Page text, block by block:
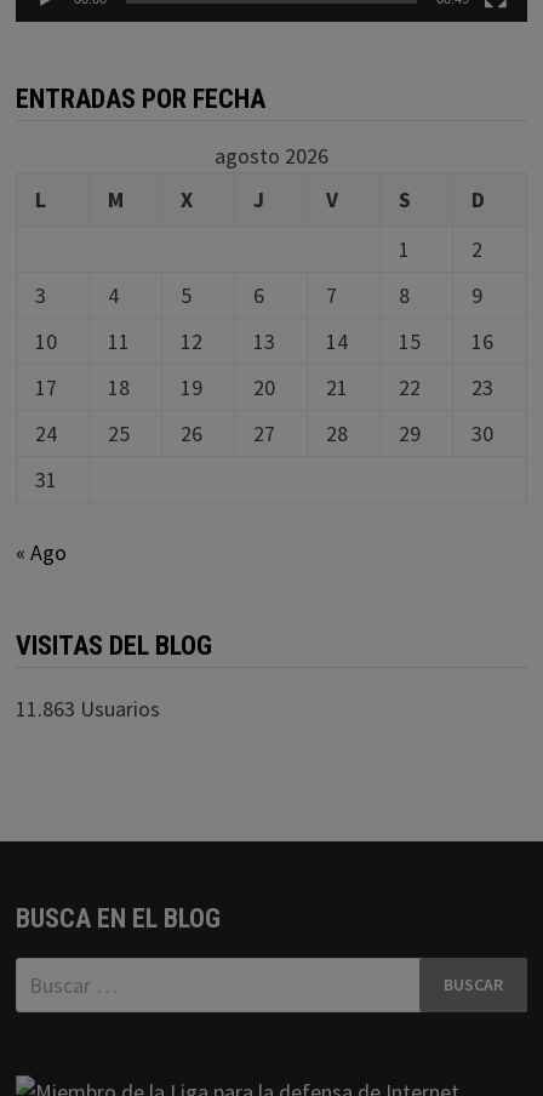
ENTRADAS POR FECHA
agosto 2026
L
M X J V S
D
1
2
3
4 5 6 7 8
9
10
11 12 13 14 15
16
17
18 19 20 21 22
23
24
25 26 27 28 29
30
31
« Ago
VISITAS DEL BLOG
11.863 Usuarios
BUSCA EN EL BLOG
Buscar: